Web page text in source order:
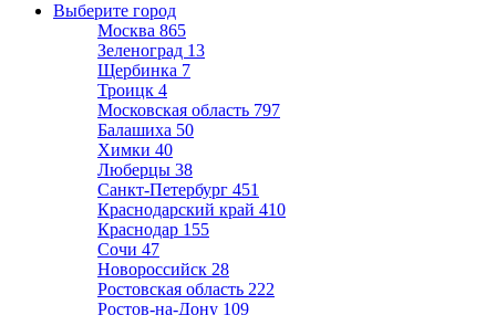
Выберите город
Москва 865
Зеленоград 13
Щербинка 7
Троицк 4
Московская область 797
Балашиха 50
Химки 40
Люберцы 38
Санкт-Петербург 451
Краснодарский край 410
Краснодар 155
Сочи 47
Новороссийск 28
Ростовская область 222
Ростов-на-Дону 109